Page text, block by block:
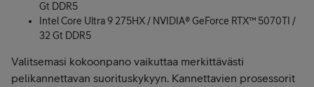
Gt DDR5
Intel Core Ultra 9 275HX / NVIDIA® GeForce RTX™ 5070TI /
32 Gt DDR5
Valitsemasi kokoonpano vaikuttaa merkittävästi
pelikannettavan suorituskykyyn. Kannettavien prosessorit